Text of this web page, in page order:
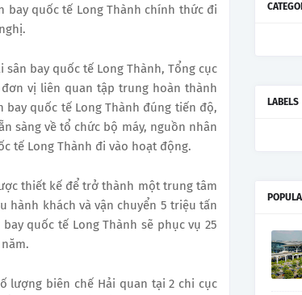
quốc tế Long Thành chính thức đi
bay quốc tế Long Thành, Tổng cục
vị liên quan tập trung hoàn thành
quốc tế Long Thành đúng tiến độ,
sàng về tổ chức bộ máy, nguồn nhân
tế Long Thành đi vào hoạt động.
thiết kế để trở thành một trung tâm
hành khách và vận chuyển 5 triệu tấn
quốc tế Long Thành sẽ phục vụ 25
lượng biên chế Hải quan tại 2 chi cục
LABELS